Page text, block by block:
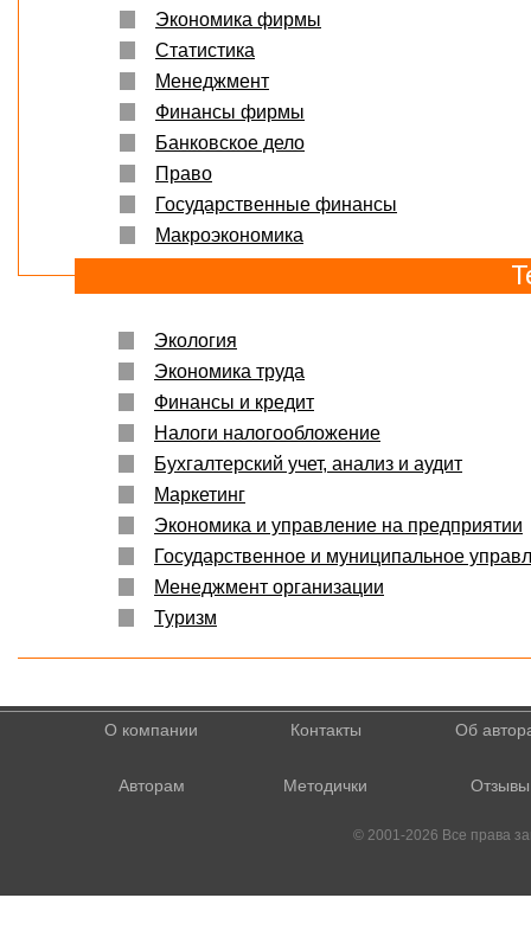
Экономика фирмы
Статистика
Менеджмент
Финансы фирмы
Банковское дело
Право
Государственные финансы
Макроэкономика
Экология
Экономика труда
Финансы и кредит
Налоги налогообложение
Бухгалтерский учет, анализ и аудит
Маркетинг
Экономика и управление на предприятии
Государственное и муниципальное
Менеджмент организации
Туризм
О компании Контакты Об
Авторам Методички Отзывы
© 2001-2026 Все права